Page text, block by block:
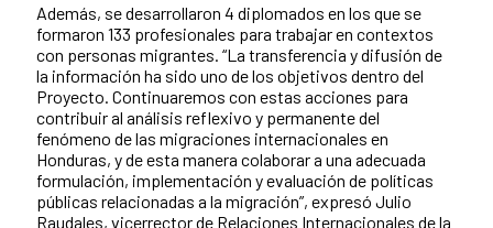
Además, se desarrollaron 4 diplomados en los que se
formaron 133 profesionales para trabajar en contextos
con personas migrantes. “La transferencia y difusión de
la información ha sido uno de los objetivos dentro del
Proyecto. Continuaremos con estas acciones para
contribuir al análisis reflexivo y permanente del
fenómeno de las migraciones internacionales en
Honduras, y de esta manera colaborar a una adecuada
formulación, implementación y evaluación de políticas
públicas relacionadas a la migración”, expresó Julio
Raudales, vicerrector de Relaciones Internacionales de la